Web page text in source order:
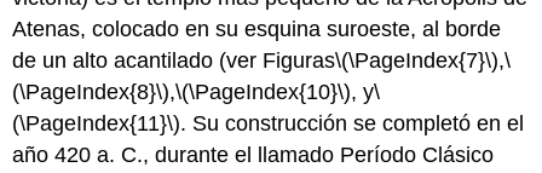
Atenas, colocado en su esquina suroeste, al borde
de un alto acantilado (ver Figuras\(\PageIndex{7}\),\
(\PageIndex{8}\),\(\PageIndex{10}\), y\
(\PageIndex{11}\). Su construcción se completó en el
año 420 a. C., durante el llamado Período Clásico